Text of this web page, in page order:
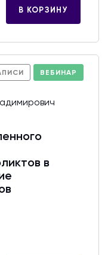
В КОРЗИНУ
ВЕБИНАР
в